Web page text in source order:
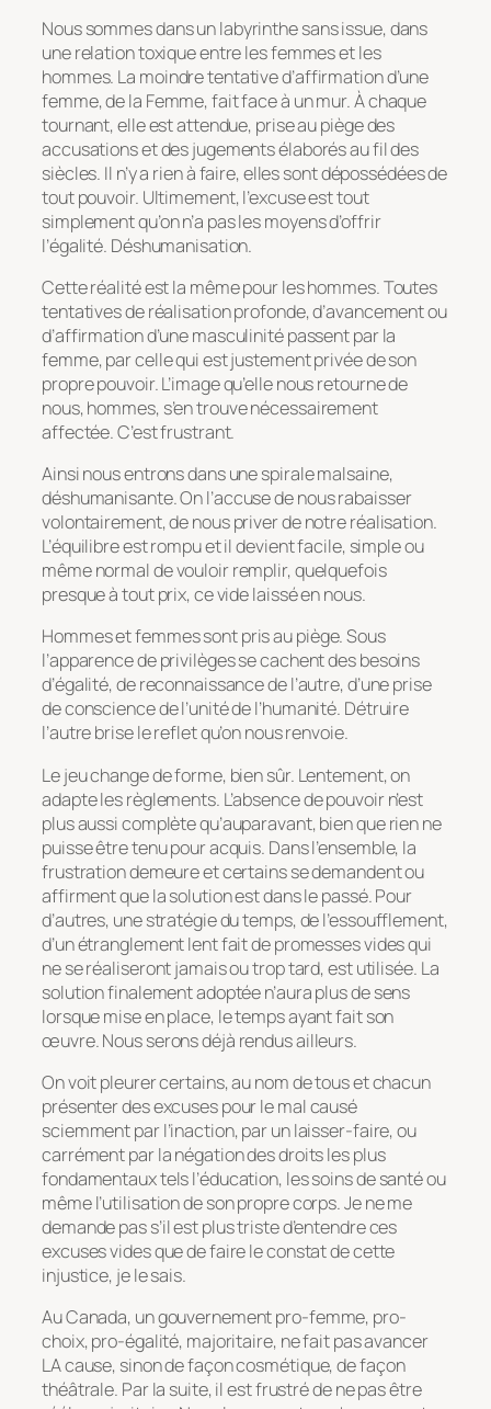
Nous sommes dans un labyrinthe sans issue, dans
une relation toxique entre les femmes et les
hommes. La moindre tentative d’affirmation d’une
femme, de la Femme, fait face à un mur. À chaque
tournant, elle est attendue, prise au piège des
accusations et des jugements élaborés au fil des
siècles. Il n’y a rien à faire, elles sont dépossédées de
tout pouvoir. Ultimement, l’excuse est tout
simplement qu’on n’a pas les moyens d’offrir
l’égalité. Déshumanisation.
Cette réalité est la même pour les hommes. Toutes
tentatives de réalisation profonde, d’avancement ou
d’affirmation d’une masculinité passent par la
femme, par celle qui est justement privée de son
propre pouvoir. L’image qu’elle nous retourne de
nous, hommes, s’en trouve nécessairement
affectée. C’est frustrant.
Ainsi nous entrons dans une spirale malsaine,
déshumanisante. On l’accuse de nous rabaisser
volontairement, de nous priver de notre réalisation.
L’équilibre est rompu et il devient facile, simple ou
même normal de vouloir remplir, quelquefois
presque à tout prix, ce vide laissé en nous.
Hommes et femmes sont pris au piège. Sous
l’apparence de privilèges se cachent des besoins
d’égalité, de reconnaissance de l’autre, d’une prise
de conscience de l’unité de l’humanité. Détruire
l’autre brise le reflet qu’on nous renvoie.
Le jeu change de forme, bien sûr. Lentement, on
adapte les règlements. L’absence de pouvoir n’est
plus aussi complète qu’auparavant, bien que rien ne
puisse être tenu pour acquis. Dans l’ensemble, la
frustration demeure et certains se demandent ou
affirment que la solution est dans le passé. Pour
d’autres, une stratégie du temps, de l’essoufflement,
d’un étranglement lent fait de promesses vides qui
ne se réaliseront jamais ou trop tard, est utilisée. La
solution finalement adoptée n’aura plus de sens
lorsque mise en place, le temps ayant fait son
œuvre. Nous serons déjà rendus ailleurs.
On voit pleurer certains, au nom de tous et chacun
présenter des excuses pour le mal causé
sciemment par l’inaction, par un laisser-faire, ou
carrément par la négation des droits les plus
fondamentaux tels l’éducation, les soins de santé ou
même l’utilisation de son propre corps. Je ne me
demande pas s’il est plus triste d’entendre ces
excuses vides que de faire le constat de cette
injustice, je le sais.
Au Canada, un gouvernement pro-femme, pro-
choix, pro-égalité, majoritaire, ne fait pas avancer
LA cause, sinon de façon cosmétique, de façon
théâtrale. Par la suite, il est frustré de ne pas être